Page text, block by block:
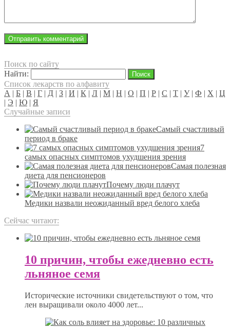
Поиск по сайту
Найти:
Список лекарств по алфавиту
А | Б | В | Г | Д | З | И | К | Л | М | Н | О | П | Р | С | Т | У| Ф | Х | Ц
| Э | Ю | Я
Случайные записи
Самый счастливый
период в браке
7
самых опасных симптомов ухудшения зрения
Самая полезная
диета для пенсионеров
Почему люди плачут
Медики назвали неожиданный вред белого хлеба
Сейчас читают:
10 причин, чтобы ежедневно есть
льняное семя
Исторические источники свидетельствуют о том, что
лен выращивали около 4000 лет...